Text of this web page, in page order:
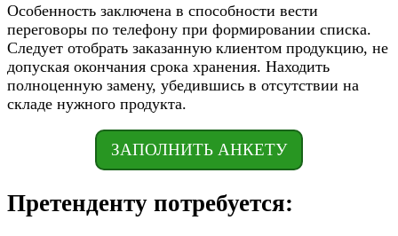
Особенность заключена в способности вести
переговоры по телефону при формировании списка.
Следует отобрать заказанную клиентом продукцию, не
допуская окончания срока хранения. Находить
полноценную замену, убедившись в отсутствии на
складе нужного продукта.
ЗАПОЛНИТЬ АНКЕТУ
Претенденту потребуется: